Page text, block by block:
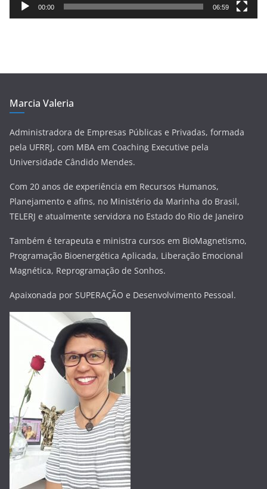
v
00:00 06:59
Marcia Valeria
Administradora de Empresas Públicas e Privadas, formada
pela UFRRJ, com MBA em Coaching Executive pela
Universidade Cândido Mendes.
Com 20 anos de experiência em Recursos Humanos,
Planejamento e afins, no Ministério da Marinha do Brasil,
TELERJ e atualmente servidora no Estado do Rio de Janeiro
Também é terapeuta e ministra cursos em BioMagnetismo,
Programação Bioenergética Aplicada, Liberação Emocional
Magnética, Reprogramação de Sonhos.
Apaixonada por SUPERAÇÃO e Desenvolvimento Pessoal.